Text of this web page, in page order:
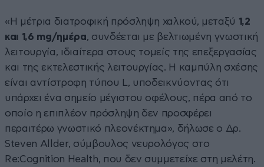
«Η μέτρια διατροφική πρόσληψη χαλκού, μεταξύ 1,2
και 1,6 mg/ημέρα, συνδέεται με βελτιωμένη γνωστική
λειτουργία, ιδιαίτερα στους τομείς της επεξεργασίας
και της εκτελεστικής λειτουργίας. Η καμπύλη σχέσης
είναι αντίστροφη τύπου L, υποδεικνύοντας ότι
υπάρχει ένα σημείο μέγιστου οφέλους, πέρα από το
οποίο η επιπλέον πρόσληψη δεν προσφέρει
περαιτέρω γνωστικό πλεονέκτημα», δήλωσε ο Δρ.
Steven Allder, σύμβουλος νευρολόγος στο
Re:Cognition Health, που δεν συμμετείχε στη μελέτη.